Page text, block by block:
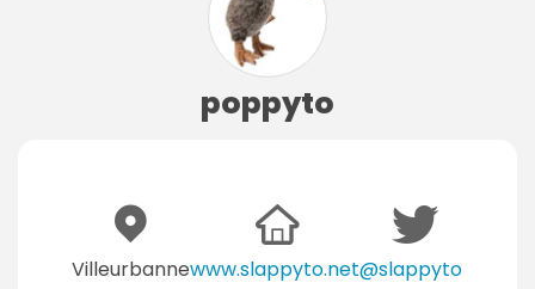
poppyto
Villeurbannewww.slappyto.net@slappyto